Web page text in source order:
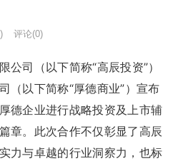
评论(0)
司（以下简称“高辰投资”）
（以下简称“厚德商业”）宣布
德企业进行战略投资及上市辅
章。此次合作不仅彰显了高辰
力与卓越的行业洞察力，也标